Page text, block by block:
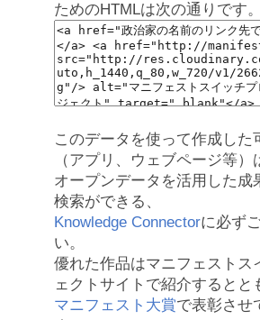
ためのHTMLは次の通りです。
このデータを使って作成した
（アプリ、ウェブページ等）
オープンデータを活用した成
検索ができる、
Knowledge Connectorに必ず
い。
優れた作品はマニフェストス
ェクトサイトで紹介するとと
マニフェスト大賞で表彰させ